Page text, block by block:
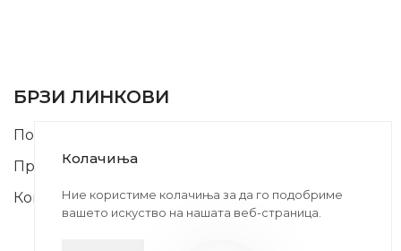
БРЗИ ЛИНКОВИ
Почетна
Производи
Контакт
Колачиња
Ние користиме колачиња за да го подобриме
вашето искуство на нашата веб-страница.